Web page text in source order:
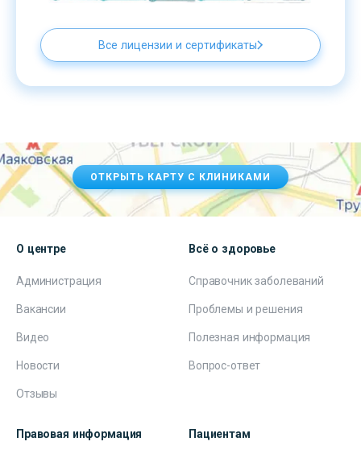
Все лицензии и сертификаты
ОТКРЫТЬ КАРТУ С КЛИНИКАМИ
О центре
Администрация
Вакансии
Видео
Новости
Отзывы
Всё о здоровье
Справочник заболеваний
Проблемы и решения
Полезная информация
Вопрос-ответ
Правовая информация Пациентам